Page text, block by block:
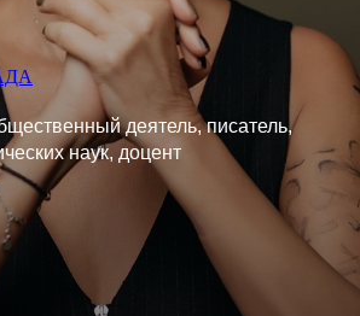
деятель, писатель,
наук, доцент